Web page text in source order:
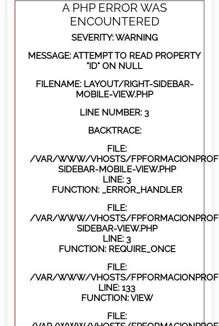
A PHP ERROR WAS
ENCOUNTERED
SEVERITY: WARNING
MESSAGE: ATTEMPT TO READ PROPERTY
"ID" ON NULL
FILENAME: LAYOUT/RIGHT-SIDEBAR-
MOBILE-VIEW.PHP
LINE NUMBER: 3
BACKTRACE:
FILE:
/VAR/WWW/VHOSTS/
SIDEBAR-MOBILE-VIEW.PHP
LINE: 3
FUNCTION: _ERROR_HANDLER
FILE:
/VAR/WWW/VHOSTS/
SIDEBAR-VIEW.PHP
LINE: 3
FUNCTION: REQUIRE_ONCE
FILE:
/VAR/WWW/VHOSTS/
LINE: 133
FUNCTION: VIEW
FILE: